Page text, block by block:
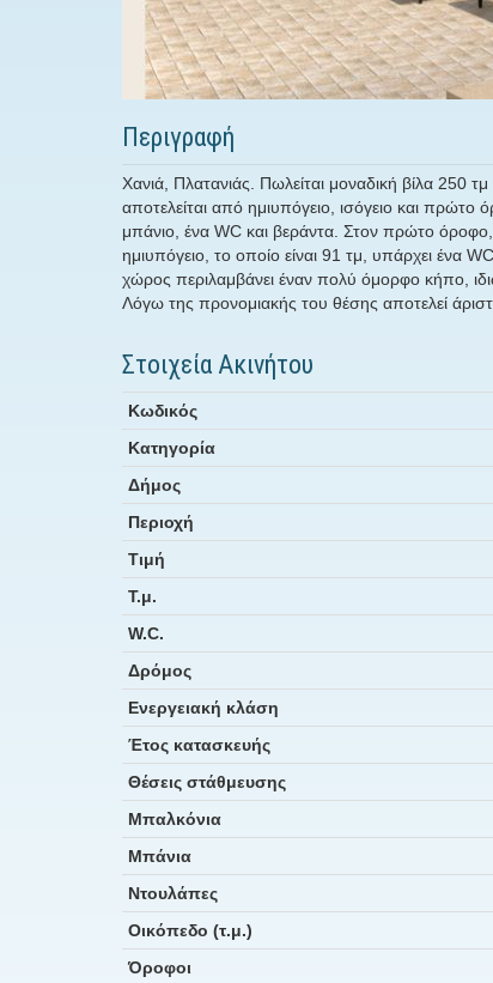
Περιγραφή
Χανιά, Πλατανιάς. Πωλείται μοναδική βίλα 250
αποτελείται από ημιυπόγειο, ισόγειο και πρώτο
μπάνιο, ένα WC και βεράντα. Στον πρώτο όροφο,
ημιυπόγειο, το οποίο είναι 91 τμ, υπάρχει ένα
χώρος περιλαμβάνει έναν πολύ όμορφο κήπο,
Λόγω της προνομιακής του θέσης αποτελεί άριστη
Στοιχεία Ακινήτου
Κωδικός
Κατηγορία
Δήμος
Περιοχή
Τιμή
Τ.μ.
W.C.
Δρόμος
Ενεργειακή κλάση
Έτος κατασκευής
Θέσεις στάθμευσης
Μπαλκόνια
Μπάνια
Ντουλάπες
Οικόπεδο (τ.μ.)
Όροφοι